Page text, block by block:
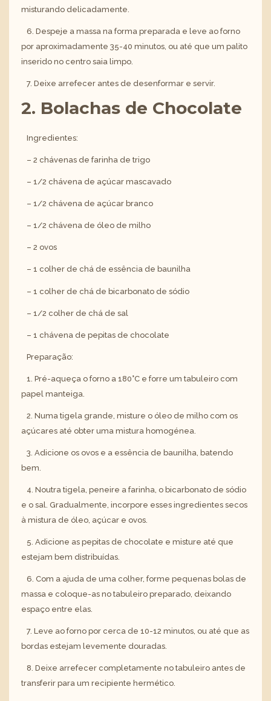
misturando delicadamente.
6. Despeje a massa na forma preparada e leve ao forno
por aproximadamente 35-40 minutos, ou até que um palito
inserido no centro saia limpo.
7. Deixe arrefecer antes de desenformar e servir.
2. Bolachas de Chocolate
Ingredientes:
– 2 chávenas de farinha de trigo
– 1/2 chávena de açúcar mascavado
– 1/2 chávena de açúcar branco
– 1/2 chávena de óleo de milho
– 2 ovos
– 1 colher de chá de essência de baunilha
– 1 colher de chá de bicarbonato de sódio
– 1/2 colher de chá de sal
– 1 chávena de pepitas de chocolate
Preparação:
1. Pré-aqueça o forno a 180°C e forre um tabuleiro com
papel manteiga.
2. Numa tigela grande, misture o óleo de milho com os
açúcares até obter uma mistura homogénea.
3. Adicione os ovos e a essência de baunilha, batendo
bem.
4. Noutra tigela, peneire a farinha, o bicarbonato de sódio
e o sal. Gradualmente, incorpore esses ingredientes secos
à mistura de óleo, açúcar e ovos.
5. Adicione as pepitas de chocolate e misture até que
estejam bem distribuídas.
6. Com a ajuda de uma colher, forme pequenas bolas de
massa e coloque-as no tabuleiro preparado, deixando
espaço entre elas.
7. Leve ao forno por cerca de 10-12 minutos, ou até que as
bordas estejam levemente douradas.
8. Deixe arrefecer completamente no tabuleiro antes de
transferir para um recipiente hermético.